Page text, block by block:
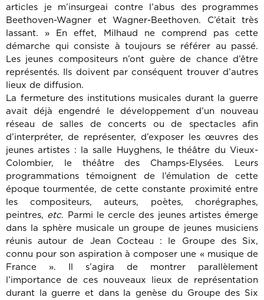
articles je m’insurgeai contre l’abus des programmes
Beethoven-Wagner et Wagner-Beethoven. C’était très
lassant. » En effet, Milhaud ne comprend pas cette
démarche qui consiste à toujours se référer au passé.
Les jeunes compositeurs n’ont guère de chance d’être
représentés. Ils doivent par conséquent trouver d’autres
lieux de diffusion.
La fermeture des institutions musicales durant la guerre
avait déjà engendré le développement d’un nouveau
réseau de salles de concerts ou de spectacles afin
d’interpréter, de représenter, d’exposer les œuvres des
jeunes artistes : la salle Huyghens, le théâtre du Vieux-
Colombier, le théâtre des Champs-Elysées. Leurs
programmations témoignent de l’émulation de cette
époque tourmentée, de cette constante proximité entre
les compositeurs, auteurs, poètes, chorégraphes,
peintres, etc. Parmi le cercle des jeunes artistes émerge
dans la sphère musicale un groupe de jeunes musiciens
réunis autour de Jean Cocteau : le Groupe des Six,
connu pour son aspiration à composer une « musique de
France ». Il s’agira de montrer parallèlement
l’importance de ces nouveaux lieux de représentation
durant la guerre et dans la genèse du Groupe des Six